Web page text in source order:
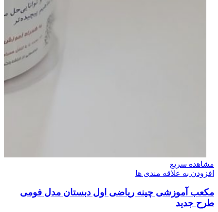
مشاهده سریع
افزودن به علاقه مندی ها
مکعب آموزشی چینه ریاضی اول دبستان مدل فومی
طرح جدید